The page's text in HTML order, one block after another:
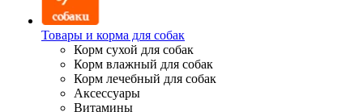
Товары и корма для собак
Корм сухой для собак
Корм влажный для собак
Корм лечебный для собак
Аксессуары
Витамины